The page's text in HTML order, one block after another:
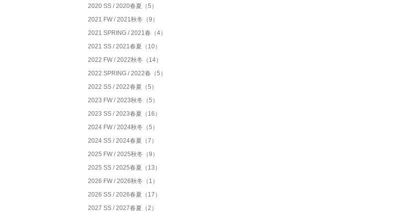
2020 SS / 2020春夏（5）
2021 FW / 2021秋冬（9）
2021 SPRING / 2021春（4）
2021 SS / 2021春夏（10）
2022 FW / 2022秋冬（14）
2022 SPRING / 2022春（5）
2022 SS / 2022春夏（5）
2023 FW / 2023秋冬（5）
2023 SS / 2023春夏（16）
2024 FW / 2024秋冬（5）
2024 SS / 2024春夏（7）
2025 FW / 2025秋冬（9）
2025 SS / 2025春夏（13）
2026 FW / 2026秋冬（1）
2026 SS / 2026春夏（17）
2027 SS / 2027春夏（2）